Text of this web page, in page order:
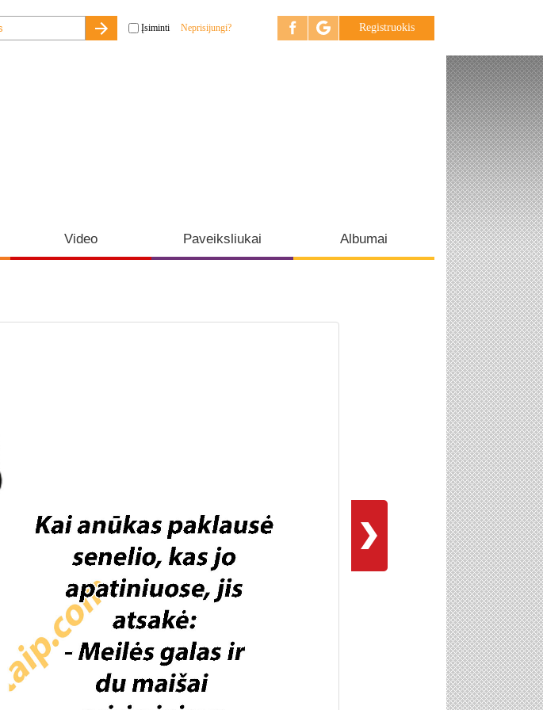
Įsiminti Neprisijungi? Registruokis
Video Paveiksliukai Albumai